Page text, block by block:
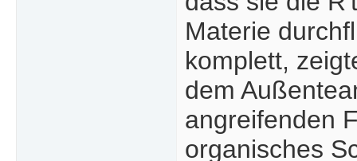
Materie
komplett,
dem
angreifenden
organisches